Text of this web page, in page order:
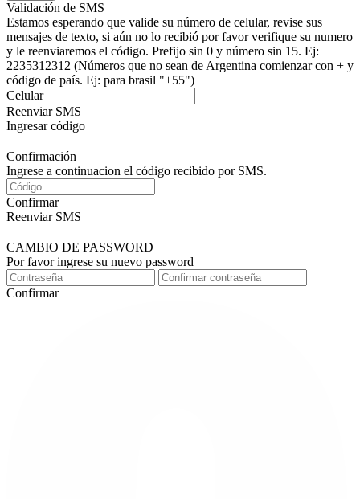
Validación de SMS
Estamos esperando que valide su número de celular, revise sus
mensajes de texto, si aún no lo recibió por favor verifique su numero
y le reenviaremos el código. Prefijo sin 0 y número sin 15. Ej:
2235312312 (Números que no sean de Argentina comienzar con + y
código de país. Ej: para brasil "+55")
Celular
Reenviar SMS
Ingresar código
Confirmación
Ingrese a continuacion el código recibido por SMS.
Confirmar
Reenviar SMS
CAMBIO DE PASSWORD
Por favor ingrese su nuevo password
Confirmar